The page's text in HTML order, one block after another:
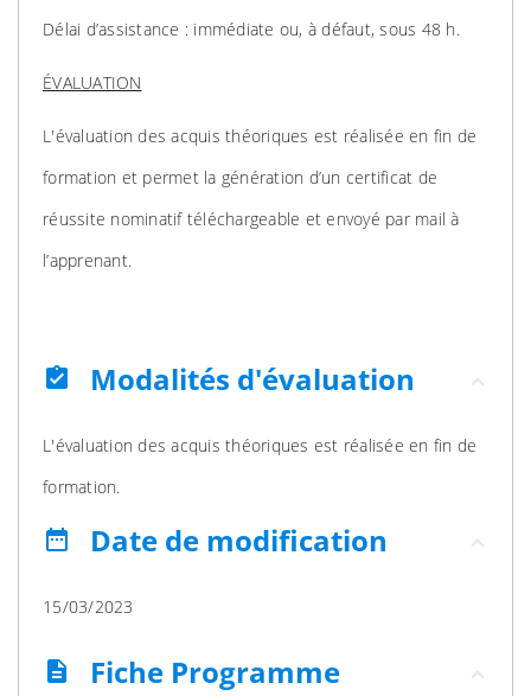
Délai d’assistance : immédiate ou, à défaut, sous 48 h.
ÉVALUATION
L'évaluation des acquis théoriques est réalisée en fin de
formation et permet la génération d’un certificat de
réussite nominatif téléchargeable et envoyé par mail à
l’apprenant.
assignment_turned_in Modalités d'évaluation
L'évaluation des acquis théoriques est réalisée en fin de
formation.
date_range Date de modification
15/03/2023
description Fiche Programme